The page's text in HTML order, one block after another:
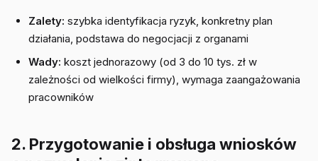
Zalety: szybka identyfikacja ryzyk, konkretny plan
działania, podstawa do negocjacji z organami
Wady: koszt jednorazowy (od 3 do 10 tys. zł w
zależności od wielkości firmy), wymaga zaangażowania
pracowników
2. Przygotowanie i obsługa wniosków